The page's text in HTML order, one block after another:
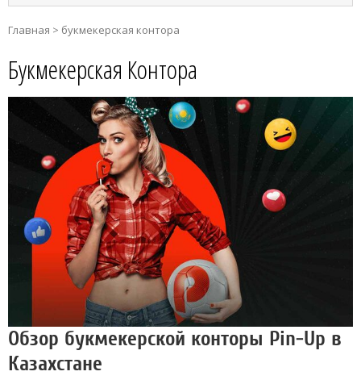
Главная > букмекерская контора
Букмекерская Контора
Обзор букмекерской конторы Pin-Up в
Казахстане